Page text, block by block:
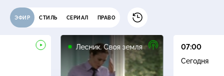
ЭФИР СТИЛЬ СЕРИАЛ ПРАВО
Лесник. Своя земля
16+
07:00
Сегодня